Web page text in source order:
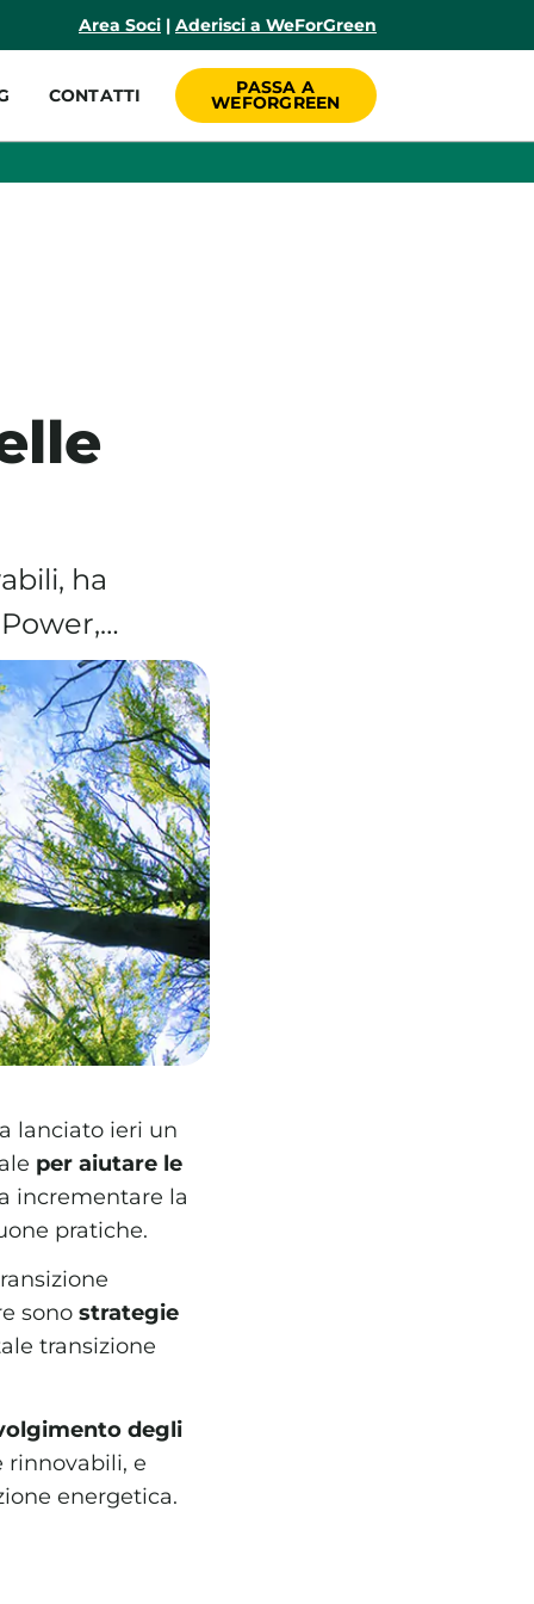
Area Soci | Aderisci a WeForGreen
CONTATTI
PASSA A
WEFORGREEN
ha
lanciato ieri un
per aiutare le
incrementare la
pratiche.
sono strategie
transizione
degli
rinnovabili, e
energetica.